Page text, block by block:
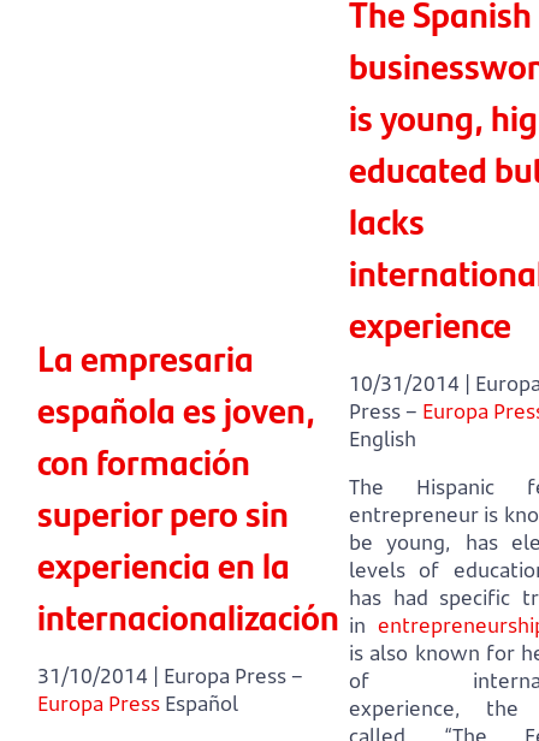
La empresaria
española es joven,
con formación
superior pero sin
experiencia en la
internacionalización
31/10/2014 | Europa Press –
Europa Press Español
The Spanish
is young,
educated
lacks
experience
10/31/2014 |
Press – Europa
English
The Hispanic
entrepreneur is
be young, has
levels of
has had specific
in
is also known for
of
experience,
the